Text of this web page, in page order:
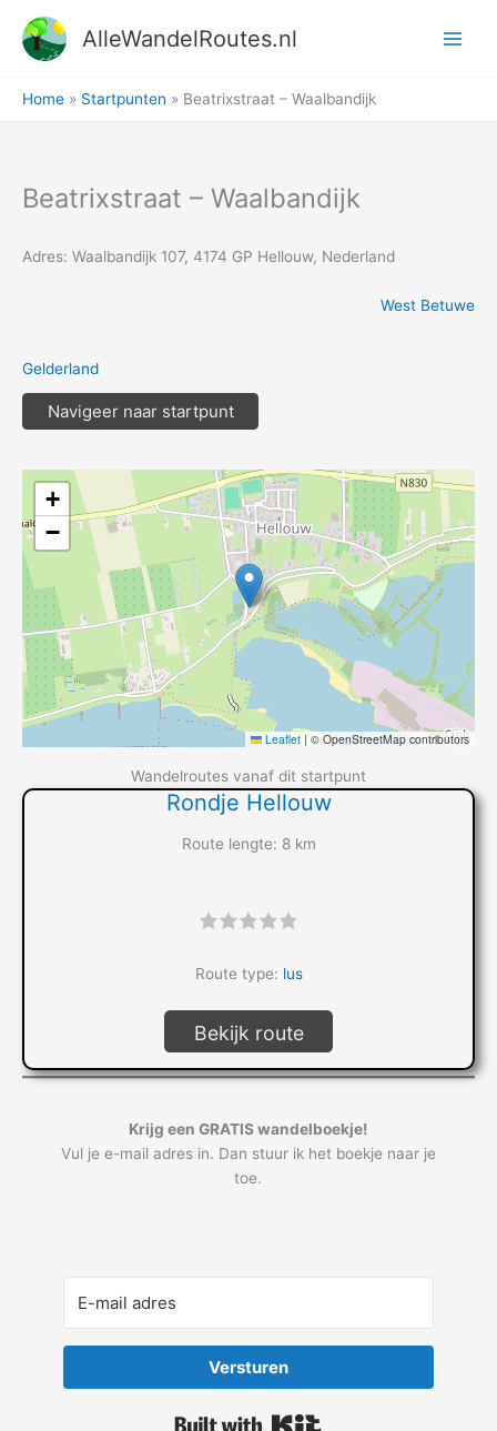
naar
AlleWandelRoutes.nl
Home Startpunten Beatrixstraat – Waalbandijk
Beatrixstraat – Waalbandijk
Adres: Waalbandijk 107, 4174 GP Hellouw, Nederland
West Betuwe
Gelderland
Navigeer naar startpunt
+
−
Leaflet | © OpenStreetMap contributors
Wandelroutes vanaf dit startpunt
Rondje Hellouw
Route lengte: 8 km
Route type: lus
Bekijk route
Krijg een GRATIS wandelboekje!
Vul je e-mail adres in. Dan stuur ik het boekje naar je
toe.
Versturen